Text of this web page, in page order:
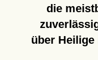
die
über